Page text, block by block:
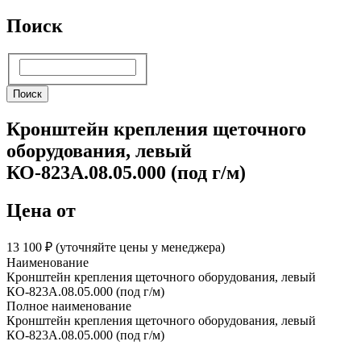
Поиск
Поиск
Кронштейн крепления щеточного
оборудования, левый
КО-823А.08.05.000 (под г/м)
Цена от
13 100 ₽︁ (уточняйте цены у менеджера)
Наименование
Кронштейн крепления щеточного оборудования, левый
КО-823А.08.05.000 (под г/м)
Полное наименование
Кронштейн крепления щеточного оборудования, левый
КО-823А.08.05.000 (под г/м)